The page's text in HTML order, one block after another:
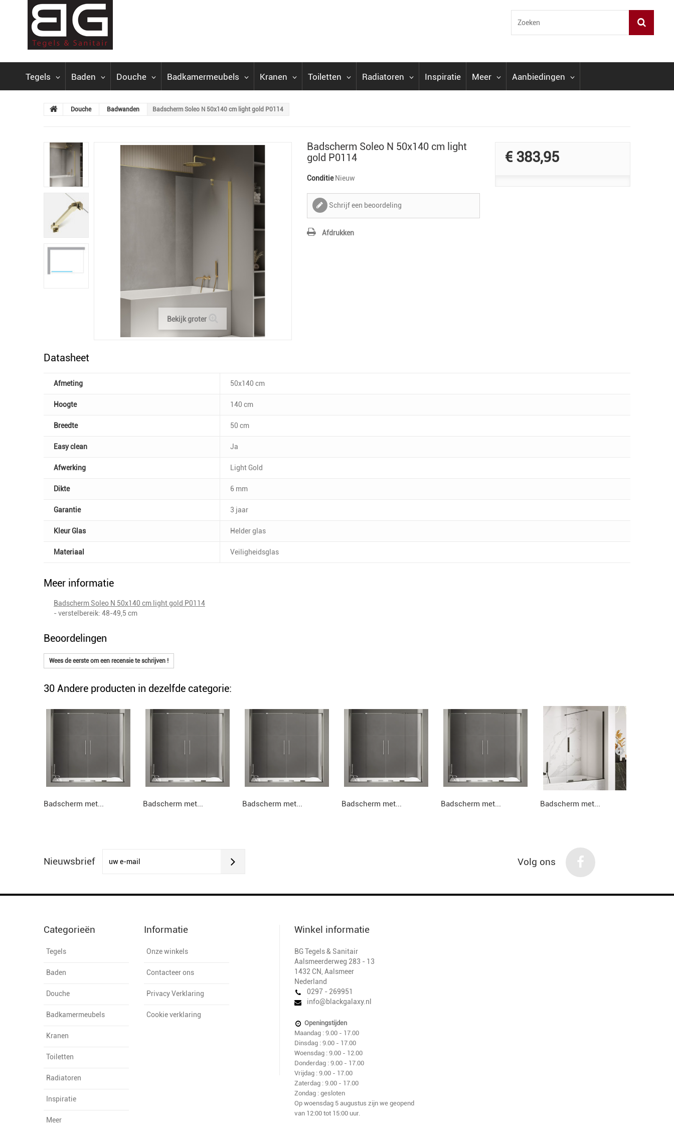
Tegels Baden Douche Badkamermeubels Kranen Toiletten Radiatoren Inspiratie Meer Aanbiedingen
Douche Badwanden Badscherm Soleo N 50x140 cm light gold P0114
Bekijk groter
Badscherm Soleo N 50x140 cm light
gold P0114
Conditie Nieuw
Schrijf een beoordeling
Afdrukken
€ 383,95
Datasheet
Afmeting 50x140 cm
Hoogte 140 cm
Breedte 50 cm
Easy clean Ja
Afwerking Light Gold
Dikte 6 mm
Garantie 3 jaar
Kleur Glas Helder glas
Materiaal Veiligheidsglas
Meer informatie
Badscherm Soleo N 50x140 cm light gold P0114
- verstelbereik: 48-49,5 cm
Beoordelingen
Wees de eerste om een recensie te schrijven !
30 Andere producten in dezelfde categorie:
Badscherm met... Badscherm met... Badscherm met... Badscherm met... Badscherm met... Badscherm met...
Nieuwsbrief Volg ons
Categorieën
Tegels
Baden
Douche
Badkamermeubels
Kranen
Toiletten
Radiatoren
Inspiratie
Meer
Informatie
Onze winkels
Contacteer ons
Privacy Verklaring
Cookie verklaring
Winkel informatie
BG Tegels & Sanitair
Aalsmeerderweg 283 - 13
1432 CN Aalsmeer
Nederland
0297 - 269951
info@blackgalaxy.nl
Openingstijden
Maandag : 9.00 - 17.00
Dinsdag : 9.00 - 17.00
Woensdag : 9.00 - 12.00
Donderdag : 9.00 - 17.00
Vrijdag : 9.00 - 17.00
Zaterdag : 9.00 - 17.00
Zondag : gesloten
Op woensdag 5 augustus zijn we geopend
van 12:00 tot 15:00 uur.